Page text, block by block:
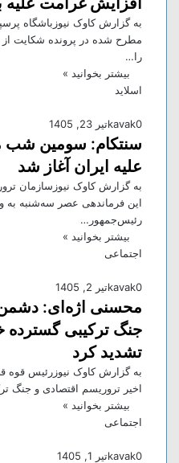
به گزارش کاوک نیوزباشگاه
مطرح شده در پرونده شکایت از
را…
بیشتر بخوانید »
اسلاید
kavakتیر 23, 1405 0
سنتکام: سومین شب
علیه ایران آغاز شد
به گزارش کاوک نیوزسازمان
این فرماندهی عصر سه‌شنبه به
رئیس‌جمهور…
بیشتر بخوانید »
اجتماعی
kavakتیر 2, 1405 0
جنگ ترکیبی گسترده
تشدید کرد
اخیر تروریسم اقتصادی و جنگ
بیشتر بخوانید »
اجتماعی
kavakتیر 1, 1405 0